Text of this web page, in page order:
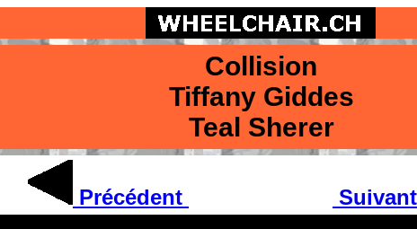
Collision
Tiffany Giddes
Teal Sherer
Précédent Suivant